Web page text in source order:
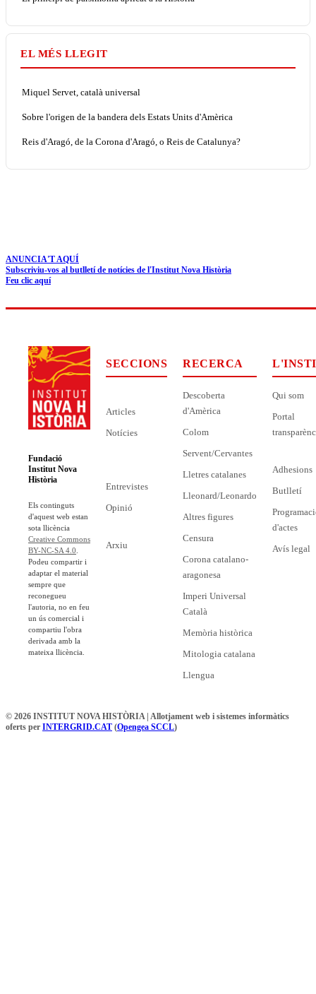
EL MÉS LLEGIT
Miquel Servet, català universal
Sobre l'origen de la bandera dels Estats Units d'Amèrica
Reis d'Aragó, de la Corona d'Aragó, o Reis de Catalunya?
ANUNCIA'T AQUÍ
Subscriviu-vos al butlletí de notícies de l'Institut Nova Història
Feu clic aquí
Fundació
Institut Nova
Història
Els continguts
d'aquest web estan
sota llicència
Creative Commons
BY-NC-SA 4.0
Podeu compartir i
adaptar el material
sempre que
reconegueu
l'autoria, no en feu
un ús comercial i
compartiu l'obra
derivada amb la
mateixa llicència.
SECCIONS
Articles
Notícies
Entrevistes
Opinió
Arxiu
RECERCA
Descoberta
d'Amèrica
Colom
Servent/Cervantes
Lletres catalanes
Lleonard/Leonardo
Altres figures
Censura
Corona catalano-
aragonesa
Imperi Universal
Català
Memòria històrica
Mitologia catalana
Llengua
Qui som
Portal
Adhesions
Butlletí
d'actes
Avís legal
© 2026 INSTITUT NOVA HISTÒRIA | Allotjament web i sistemes informàtics
oferts per INTERGRID.CAT (Opengea SCCL)